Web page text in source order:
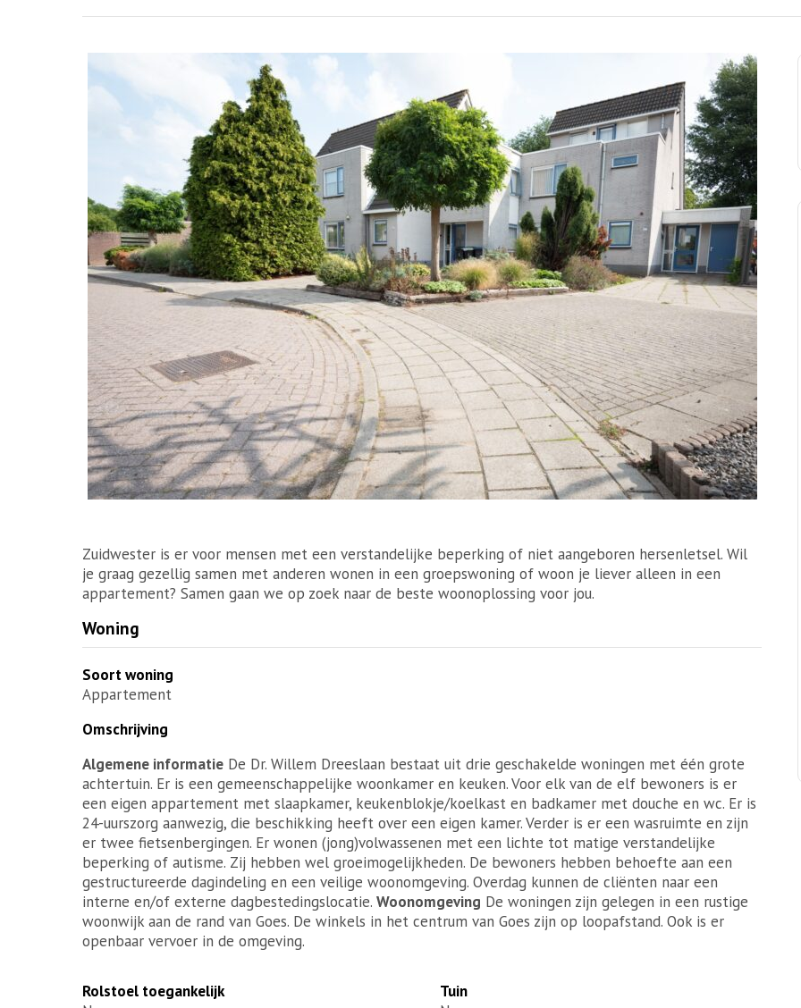
Zuidwester is er voor mensen met een verstandelijke beperking of niet aangeboren hersenletsel. Wil
je graag gezellig samen met anderen wonen in een groepswoning of woon je liever alleen in een
appartement? Samen gaan we op zoek naar de beste woonoplossing voor jou.
Woning
Soort woning
Appartement
Omschrijving
Algemene informatie De Dr. Willem Dreeslaan bestaat uit drie geschakelde woningen met één grote
achtertuin. Er is een gemeenschappelijke woonkamer en keuken. Voor elk van de elf bewoners is er
een eigen appartement met slaapkamer, keukenblokje/koelkast en badkamer met douche en wc. Er is
24-uurszorg aanwezig, die beschikking heeft over een eigen kamer. Verder is er een wasruimte en zijn
er twee fietsenbergingen. Er wonen (jong)volwassenen met een lichte tot matige verstandelijke
beperking of autisme. Zij hebben wel groeimogelijkheden. De bewoners hebben behoefte aan een
gestructureerde dagindeling en een veilige woonomgeving. Overdag kunnen de cliënten naar een
interne en/of externe dagbestedingslocatie. Woonomgeving De woningen zijn gelegen in een rustige
woonwijk aan de rand van Goes. De winkels in het centrum van Goes zijn op loopafstand. Ook is er
openbaar vervoer in de omgeving.
Rolstoel toegankelijk
Tuin